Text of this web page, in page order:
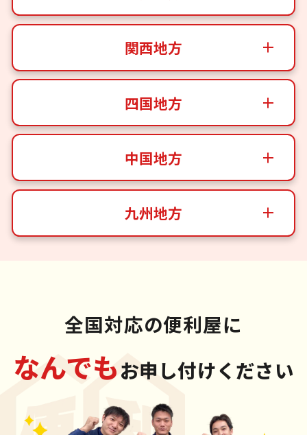
関西地方
四国地方
中国地方
九州地方
全国対応の便利屋に
なんでもお申し付けください